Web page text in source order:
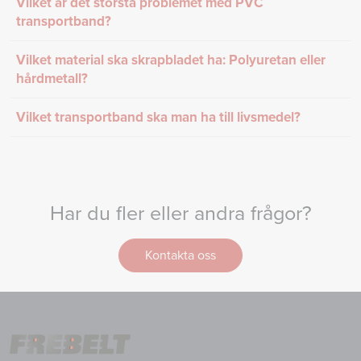
transportband?
Vilket material ska skrapbladet ha: Polyuretan eller
hårdmetall?
Vilket transportband ska man ha till livsmedel?
Har du fler eller andra frågor?
Kontakta oss